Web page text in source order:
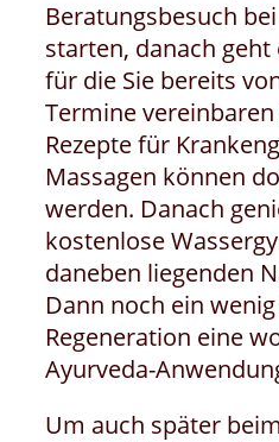
Beratungsbesuch
starten, danach geht
für die Sie bereits
Termine
Rezepte für
Massagen können
werden. Danach
kostenlose
daneben liegenden
Dann noch ein
Regeneration eine
Ayurveda-
Um auch später